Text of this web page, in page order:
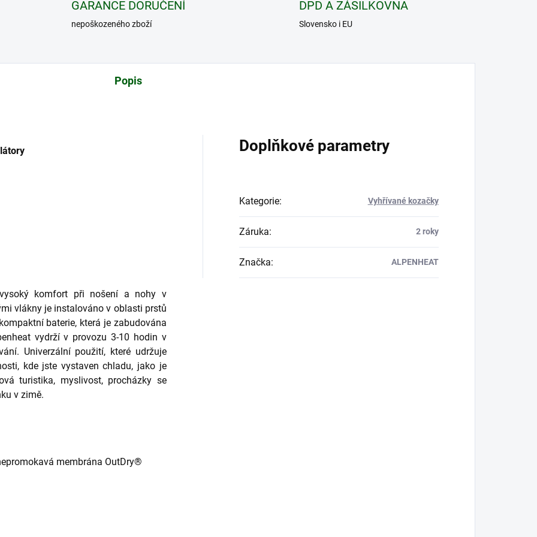
GARANCE DORUČENÍ
nepoškozeného zboží
DPD A ZÁSILKOVNA
Slovensko i EU
Popis
komfort při nošení a nohy v
vlákny je instalováno v oblasti prstů
baterie, která je zabudována
vydrží v provozu 3-10 hodin v
Univerzální použití, které udržuje
kde jste vystaven chladu, jako je
turistika, myslivost, procházky se
v zimě.
membrána OutDry®
Doplňkové parametry
Kategorie: Vyhřívané kozačky
Záruka: 2 roky
Značka: ALPENHEAT